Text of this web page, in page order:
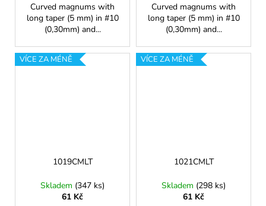
Curved magnums with
long taper (5 mm) in #10
(0,30mm) and...
Curved magnums with
long taper (5 mm) in #10
(0,30mm) and...
VÍCE ZA MÉNĚ
1019CMLT
Skladem (347 ks)
61 Kč
VÍCE ZA MÉNĚ
1021CMLT
Skladem (298 ks)
61 Kč